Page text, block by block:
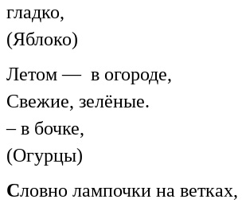
гладко, А
(Яблоко)
Летом
– в
(Огурцы)
Словно лампочки на ветках,